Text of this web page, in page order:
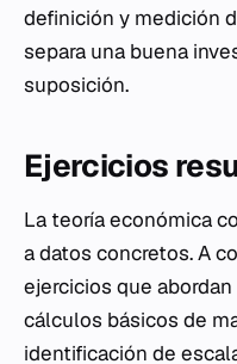
definición y medición
separa una buena
suposición.
Ejercicios
La teoría económica
a datos concretos. A
ejercicios que
cálculos básicos de
identificación de